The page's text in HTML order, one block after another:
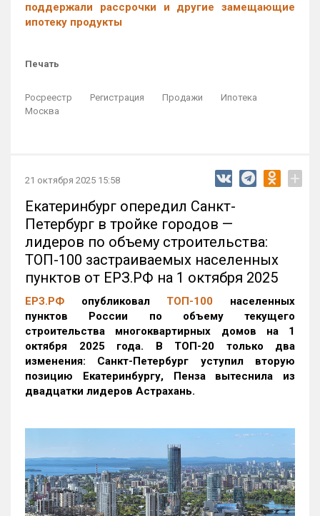
поддержали рассрочки и другие замещающие
ипотеку продукты
Печать
Росреестр Регистрация Продажи
Ипотека
Москва
21 октября 2025 15:58 +
Екатеринбург опередил Санкт-
Петербург в тройке городов —
лидеров по объему строительства:
ТОП-100 застраиваемых населенных
пунктов от ЕРЗ.РФ на 1 октября 2025
ЕРЗ.РФ опубликовал ТОП-100 населенных
пунктов России по объему текущего
строительства многоквартирных домов на 1
октября 2025 года. В ТОП-20 только два
изменения: Санкт-Петербург уступил вторую
позицию Екатеринбургу, Пенза вытеснила из
двадцатки лидеров Астрахань.